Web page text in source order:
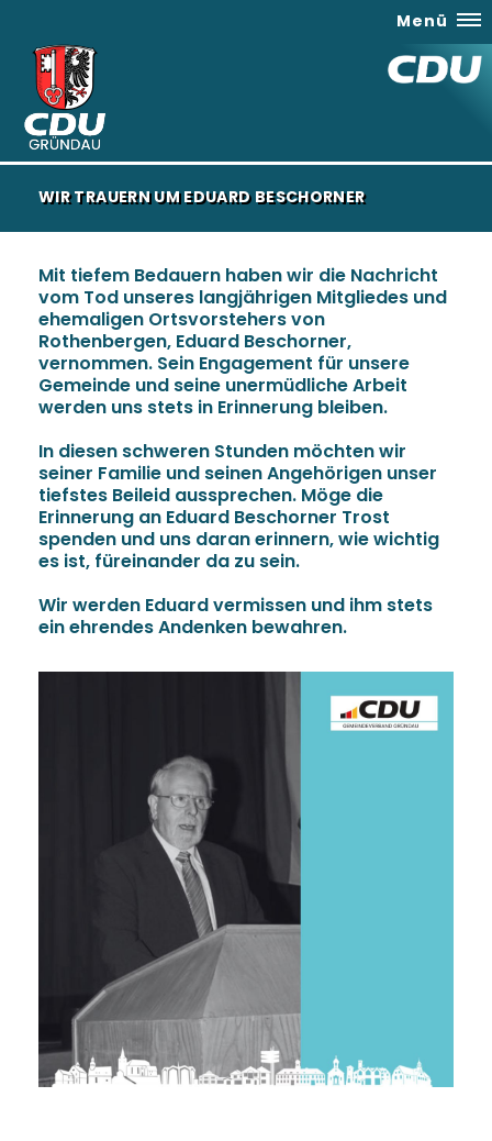
Menü
WIR TRAUERN UM EDUARD BESCHORNER
Mit tiefem Bedauern haben wir die Nachricht
vom Tod unseres langjährigen Mitgliedes und
ehemaligen Ortsvorstehers von
Rothenbergen, Eduard Beschorner,
vernommen. Sein Engagement für unsere
Gemeinde und seine unermüdliche Arbeit
werden uns stets in Erinnerung bleiben.
In diesen schweren Stunden möchten wir
seiner Familie und seinen Angehörigen unser
tiefstes Beileid aussprechen. Möge die
Erinnerung an Eduard Beschorner Trost
spenden und uns daran erinnern, wie wichtig
es ist, füreinander da zu sein.
Wir werden Eduard vermissen und ihm stets
ein ehrendes Andenken bewahren.